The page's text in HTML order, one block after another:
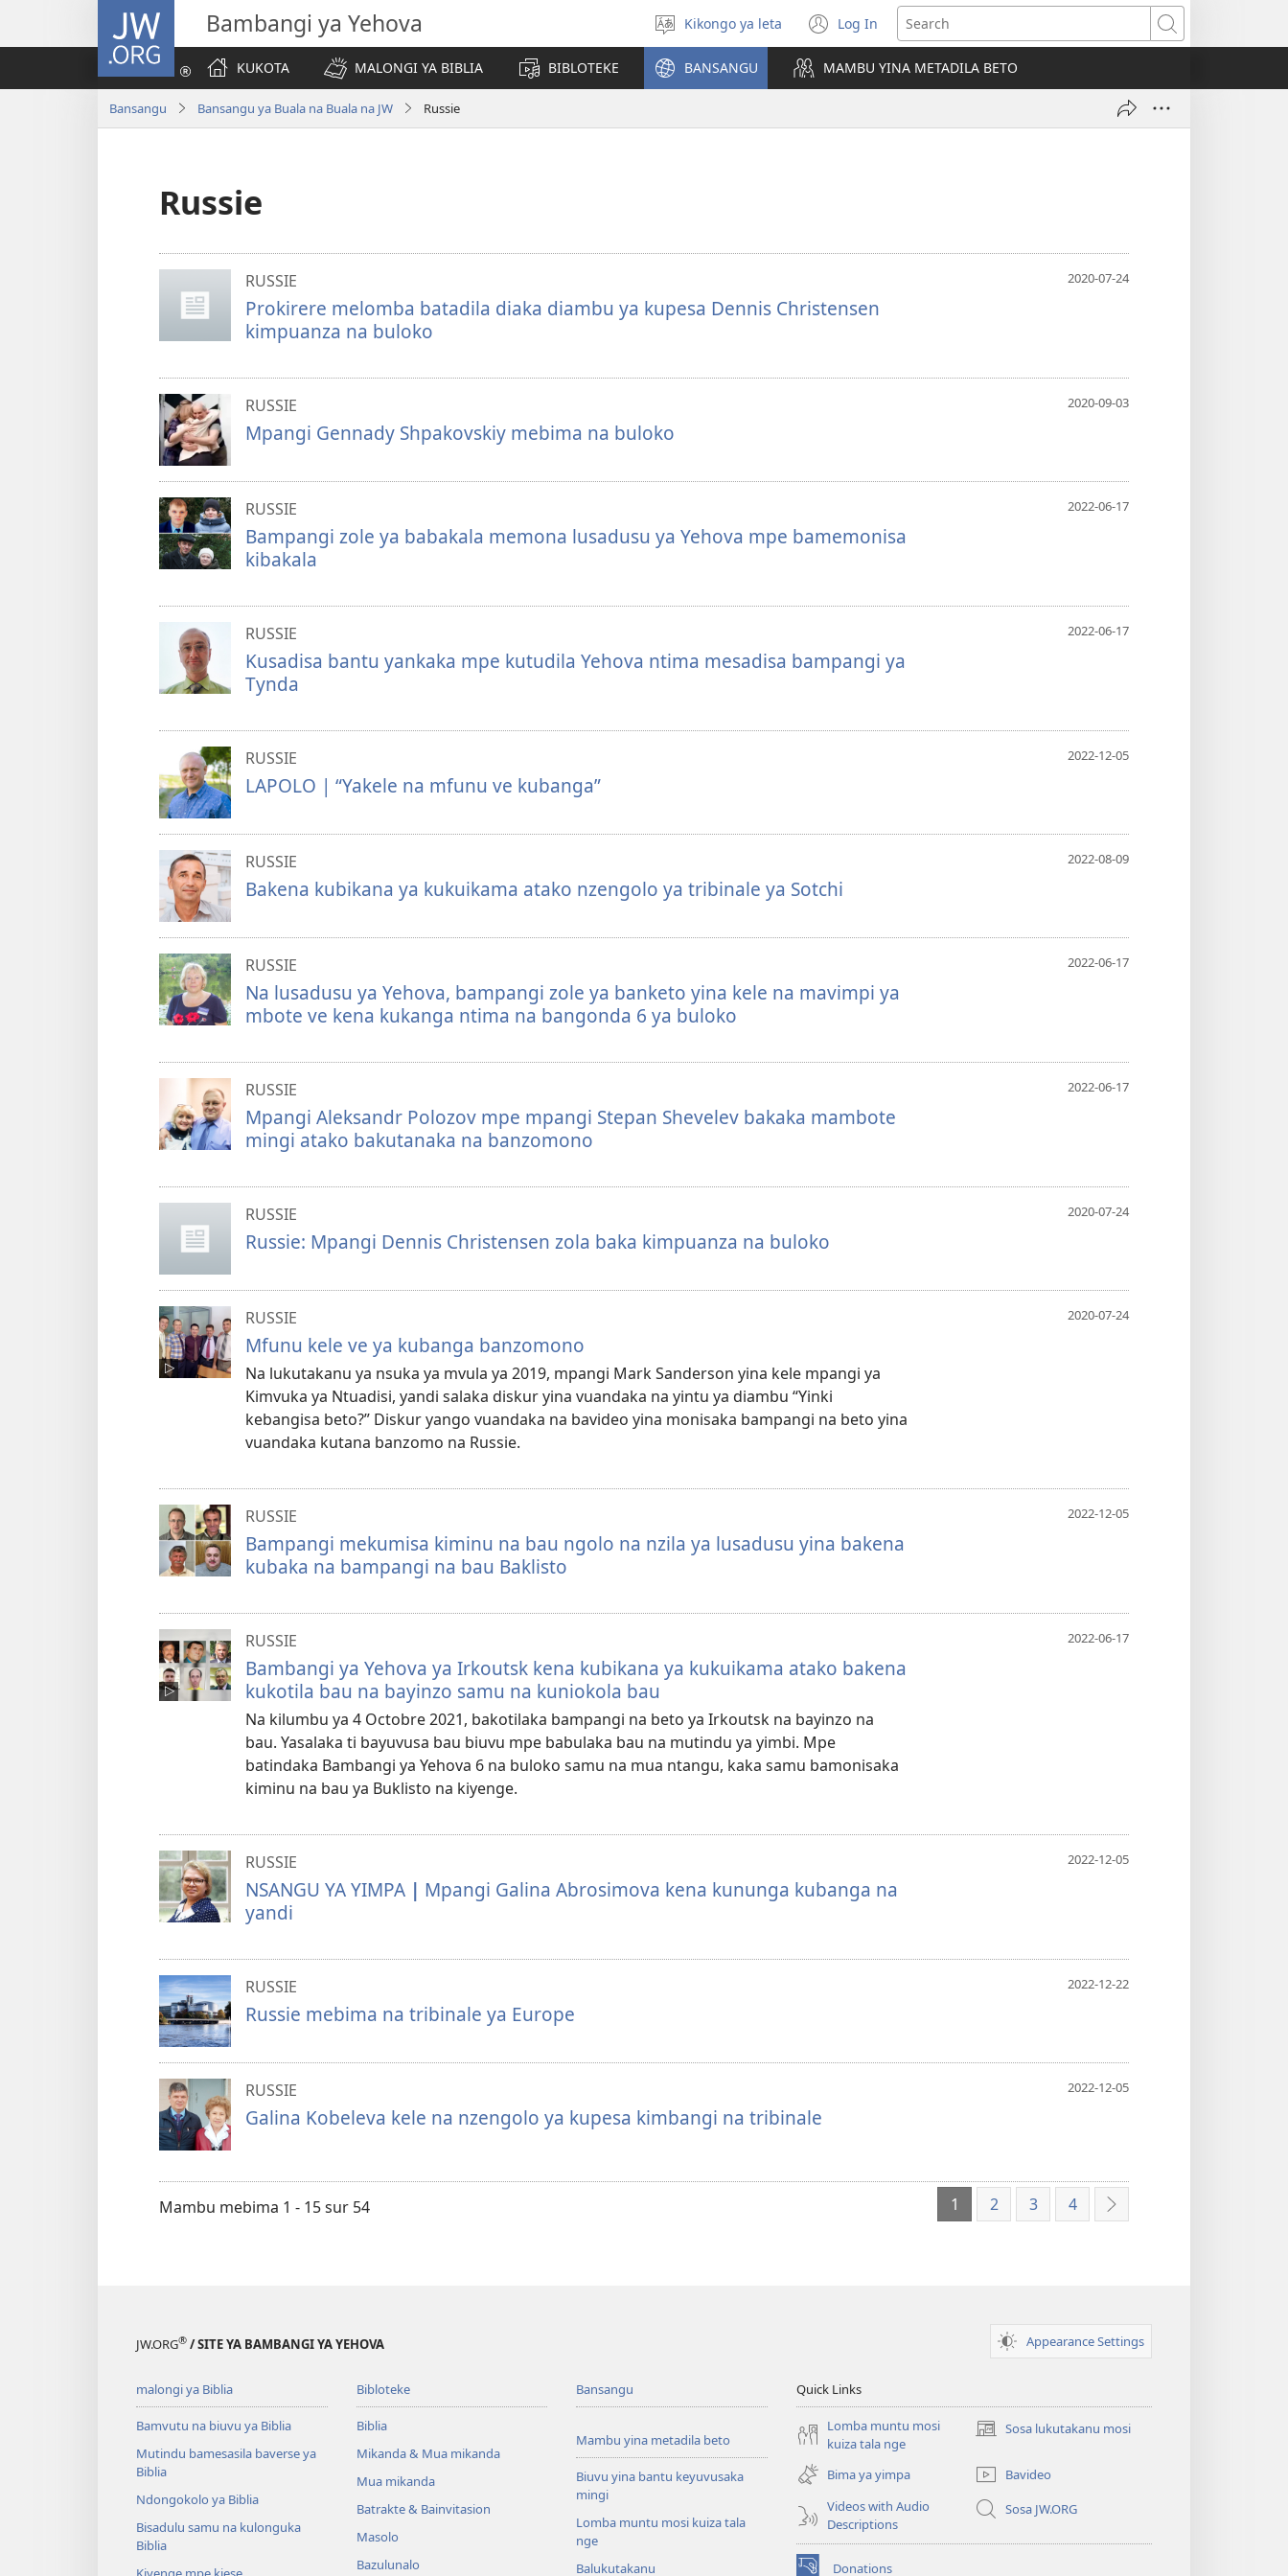
JW.ORG Bambangi ya Yehova
Select
language
Kikongo ya leta Log In
(opens
new
window)
Search
KUKOTA
MALONGI YA BIBLIA BIBLOTEKE BANSANGU MAMBU YINA METADILA BETO
Bansangu Bansangu ya Buala na Buala na JW Russie
Russie
2020-07-24
RUSSIE
Prokirere melomba batadila diaka diambu ya kupesa Dennis Christensen
kimpuanza na buloko
2020-09-03
RUSSIE
Mpangi Gennady Shpakovskiy mebima na buloko
2022-06-17
RUSSIE
Bampangi zole ya babakala memona lusadusu ya Yehova mpe bamemonisa
kibakala
2022-06-17
RUSSIE
Kusadisa bantu yankaka mpe kutudila Yehova ntima mesadisa bampangi ya
Tynda
2022-12-05
RUSSIE
LAPOLO | “Yakele na mfunu ve kubanga”
2022-08-09
RUSSIE
Bakena kubikana ya kukuikama atako nzengolo ya tribinale ya Sotchi
2022-06-17
RUSSIE
Na lusadusu ya Yehova, bampangi zole ya banketo yina kele na mavimpi ya
mbote ve kena kukanga ntima na bangonda 6 ya buloko
2022-06-17
RUSSIE
Mpangi Aleksandr Polozov mpe mpangi Stepan Shevelev bakaka mambote
mingi atako bakutanaka na banzomono
2020-07-24
RUSSIE
Russie: Mpangi Dennis Christensen zola baka kimpuanza na buloko
2020-07-24
RUSSIE
Mfunu kele ve ya kubanga banzomono
Na lukutakanu ya nsuka ya mvula ya 2019, mpangi Mark Sanderson yina kele mpangi ya
Kimvuka ya Ntuadisi, yandi salaka diskur yina vuandaka na yintu ya diambu “Yinki
kebangisa beto?” Diskur yango vuandaka na bavideo yina monisaka bampangi na beto yina
vuandaka kutana banzomo na Russie.
2022-12-05
RUSSIE
Bampangi mekumisa kiminu na bau ngolo na nzila ya lusadusu yina bakena
kubaka na bampangi na bau Baklisto
2022-06-17
RUSSIE
Bambangi ya Yehova ya Irkoutsk kena kubikana ya kukuikama atako bakena
kukotila bau na bayinzo samu na kuniokola bau
Na kilumbu ya 4 Octobre 2021, bakotilaka bampangi na beto ya Irkoutsk na bayinzo na
bau. Yasalaka ti bayuvusa bau biuvu mpe babulaka bau na mutindu ya yimbi. Mpe
batindaka Bambangi ya Yehova 6 na buloko samu na mua ntangu, kaka samu bamonisaka
kiminu na bau ya Buklisto na kiyenge.
2022-12-05
RUSSIE
NSANGU YA YIMPA | Mpangi Galina Abrosimova kena kununga kubanga na
yandi
2022-12-22
RUSSIE
Russie mebima na tribinale ya Europe
2022-12-05
RUSSIE
Galina Kobeleva kele na nzengolo ya kupesa kimbangi na tribinale
Mambu mebima 1 - 15 sur 54 1 2 3 4
YINA
JW.ORG® / SITE YA BAMBANGI YA YEHOVA Appearance Settings
malongi ya Biblia
Bamvutu na biuvu ya Biblia
Mutindu bamesasila baverse ya
Biblia
Ndongokolo ya Biblia
Bisadulu samu na kulonguka
Biblia
Bibloteke
Biblia
Mikanda & Mua mikanda
Mua mikanda
Batrakte & Bainvitasion
Masolo
Bazulunalo
Bansangu
Mambu yina metadila beto
Biuvu yina bantu keyuvusaka
mingi
Lomba muntu mosi kuiza tala
nge
Balukutakanu
Quick Links
Lomba muntu mosi
kuiza tala nge
Sosa lukutakanu mosi
(opens
window)
Bima ya yimpa
Bavideo
Videos with Audio
Descriptions
Sosa JW.ORG
Donations